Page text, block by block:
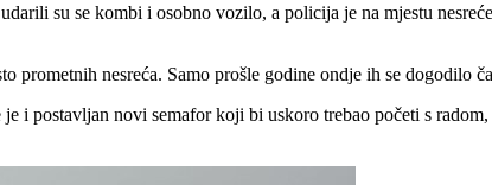
su se kombi i osobno vozilo, a policija je na mjestu
prometnih nesreća. Samo prošle godine ondje ih se dogodilo
i postavljan novi semafor koji bi uskoro trebao početi s